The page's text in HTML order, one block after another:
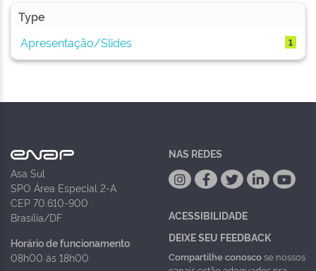
Type
Apresentação/Slides
1
Asa Sul
SPO Área Especial 2-A
CEP 70.610-900
Brasília/DF
Horário de funcionamento
08h00 às 18h00
NAS REDES
ACESSIBILIDADE
DEIXE SEU FEEDBACK
Compartilhe conoscose nossos